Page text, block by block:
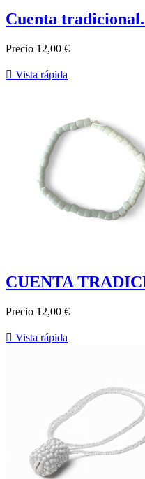
Cuenta
Precio 12,00 €
 Vista rápida
CUENTA
Precio 12,00 €
 Vista rápida